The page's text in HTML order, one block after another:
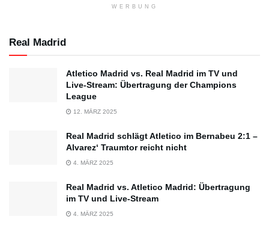
WERBUNG
Real Madrid
Atletico Madrid vs. Real Madrid im TV und
Live-Stream: Übertragung der Champions
League
12. MÄRZ 2025
Real Madrid schlägt Atletico im Bernabeu 2:1 –
Alvarez‘ Traumtor reicht nicht
4. MÄRZ 2025
Real Madrid vs. Atletico Madrid: Übertragung
im TV und Live-Stream
4. MÄRZ 2025